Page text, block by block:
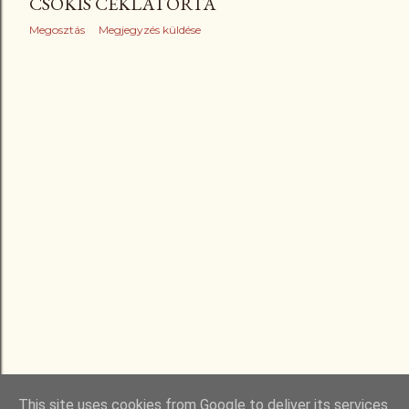
Megosztás Megjegyzés küldése
RÉGEBBI BEJEGYZÉSEK
This site uses cookies from Google to deliver its services